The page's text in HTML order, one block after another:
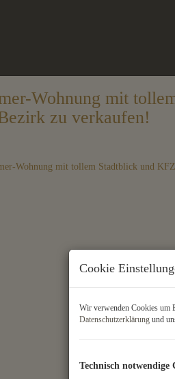
Wohnung mit
zu verkaufen!
Cookie
Wir verwenden Cookies um
Datenschutzerklärung und
Technisch notwendige